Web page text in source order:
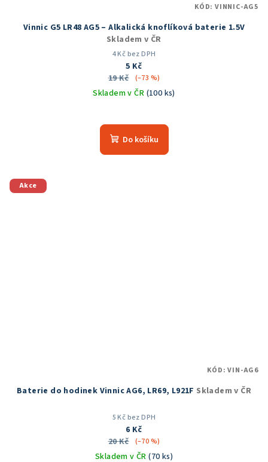
Vinnic G5 LR48 AG5 – Alkalická knoflíková baterie 1.5V
Skladem v ČR
4 Kč bez DPH
5 Kč
19 Kč
(–73 %)
Skladem v ČR (100 ks)
Do košíku
KÓD: VINNIC-AG5
Akce
Baterie do hodinek Vinnic AG6, LR69, L921F Skladem v ČR
5 Kč bez DPH
6 Kč
20 Kč
(–70 %)
Skladem v ČR(70 ks)
KÓD:VIN-AG6